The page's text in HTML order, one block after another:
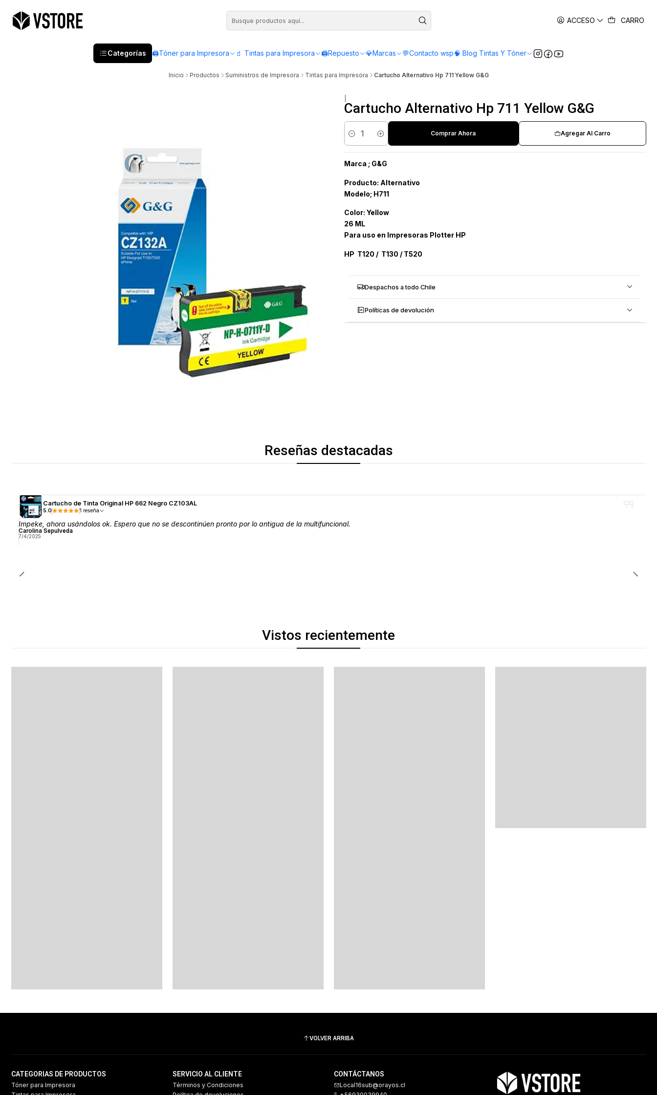
ACCESO CARRO
Categorías 🖨️Tóner para Impresora 🧃 Tintas para Impresora 🖨️Repuesto 💎Marcas 💬Contacto wsp🧠 Blog Tintas Y Tóner
Compra antes de las 12:00 y recibe el mismo día - Servicio de Lunes a Viernes
Inicio Productos Suministros de Impresora Tintas para Impresora Cartucho Alternativo Hp 711 Yellow G&G
Cartucho Alternativo Hp 711 Yellow G&G
Cantidad
Agregar Al Carro
Comprar Ahora
Marca ; G&G
Producto: Alternativo
Modelo; H711
Color: Yellow
26 ML
Para uso en Impresoras Plotter HP
HP T120 / T130 / T520
Despachos a todo Chile
Políticas de devolución
Reseñas destacadas
Cartucho de Tinta Original HP 662 Negro CZ103AL
5.0 1 reseña
Impeke, ahora usándolos ok. Espero que no se descontinúen pronto por lo antigua de la multifuncional.
Carolina Sepulveda
7/4/2025
Vistos recientemente
VOLVER ARRIBA
CATEGORIAS DE PRODUCTOS
Tóner para Impresora
SERVICIO AL CLIENTE
Términos y Condiciones
CONTÁCTANOS
Local16sub@orayos.cl